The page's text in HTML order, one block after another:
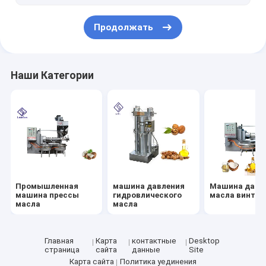
Продолжать
Наши Категории
Промышленная
машина прессы
масла
машина давления
гидровлического
масла
Машина
масла винта
Главная
страница
Карта
сайта
контактные
данные
Desktop
Site
Карта сайта
Политика уединения